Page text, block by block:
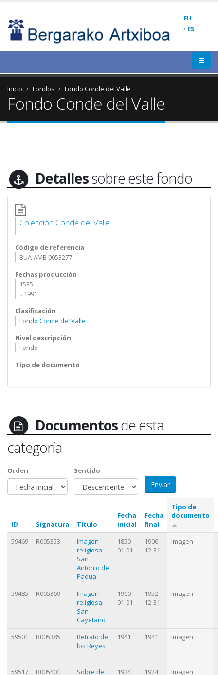
EU
/ ES
Inicio Fondos Fondo Conde del Valle
Fondo Conde del Valle
Detallessobre este fondo
Colección Conde del Valle
Código de referencia
BUA-AMB 0053277
Fechas producción
1535
.. 1991
Clasificación
Fondo Conde del Valle
Nivel descripción
Fondo
Tipo de documento
Documentosde esta
categoría
Orden Sentido
ID Signatura Título
Fecha
inicial
Fecha
final
Tipo de
documento
59469
R005353
Imagen
religiosa:
San
Antonio de
Padua
1850-
01-01
1900-
12-31
Imagen
59485 R005369
Imagen
religiosa:
San
Cayetano
1900-
01-01
1952-
12-31
Imagen
59501 R005385
Retrato de
los Reyes
1941 1941 Imagen
59517
R005401
Sobre de
1924 1924 Imagen